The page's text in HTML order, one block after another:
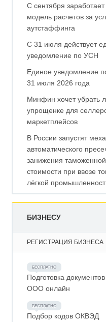
С сентября
модель расчетов за
аутстаффинга
С 31 июля действует
уведомление по УСН
Единое уведомление
31 июля 2026 года
Минфин хочет убрать
упрощенке для
маркетплейсов
В России запустят
автоматического
занижения таможенной
стоимости при ввозе
лёгкой
БИЗНЕСУ
РЕГИСТРАЦИЯ БИЗНЕСА
Подготовка
ООО онлайн
Подбор кодов ОКВЭД